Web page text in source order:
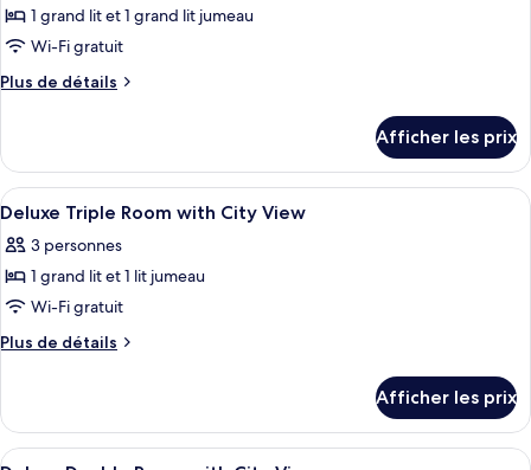
type
de
chambre :
Chambre
vue
sur
la
ville
1 grand lit et 1 grand lit jumeau
Wi-Fi gratuit
Plus de détails
Plus
Chambre
triple
Deluxe,
sur
la
Afficher les prix
Afficher
toutes
les
photos
pour
ce
chambre :
Deluxe
Minibar, coffre-fort, bureau, rideaux
2
Deluxe Triple Room with City View
3 personnes
1 grand lit et 1 lit jumeau
Wi-Fi gratuit
Plus de détails
Plus
Deluxe
Triple
Afficher les prix
Afficher Minibar, coffre-fort, bureau, rideaux